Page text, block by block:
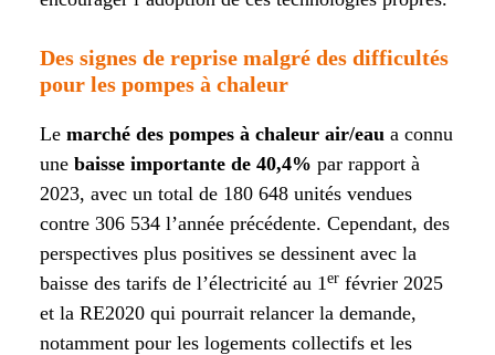
Des signes de reprise malgré des difficultés
pour les pompes à chaleur
Le marché des pompes à chaleur air/eau a connu
une baisse importante de 40,4% par rapport à
2023, avec un total de 180 648 unités vendues
contre 306 534 l’année précédente. Cependant, des
perspectives plus positives se dessinent avec la
baisse des tarifs de l’électricité au 1 erfévrier 2025
et la RE2020 qui pourrait relancer la demande,
notamment pour les logements collectifs et les